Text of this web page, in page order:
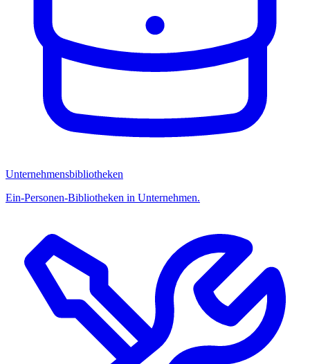
Unternehmensbibliotheken
Ein-Personen-Bibliotheken in Unternehmen.